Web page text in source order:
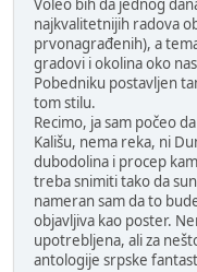
Voleo bih da jednog
najkvalitetnijih radova
prvonagrađenih), a
gradovi i okolina oko
Pobedniku postavljen
tom stilu.
Recimo, ja sam počeo
Kališu, nema reka, ni
dubodolina i procep
treba snimiti tako da
nameran sam da to
objavljiva kao poster.
upotrebljena, ali za
antologije srpske